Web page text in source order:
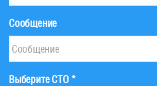
Сообщение
Выберите СТО *